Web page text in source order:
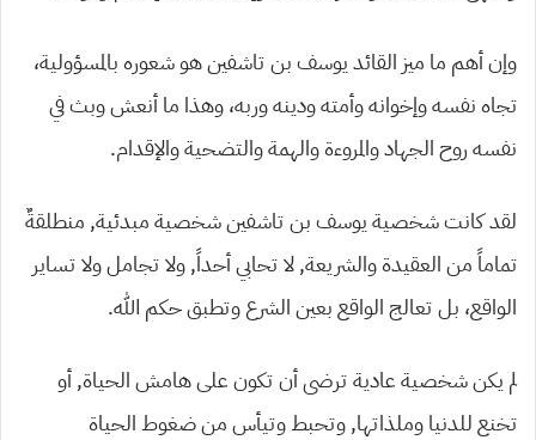
وإن أهم ما ميز القائد يوسف بن تاشفين هو شعوره بالمسؤولية،
تجاه نفسه وإخوانه وأمته ودينه وربه، وهذا ما أنعش وبث في
نفسه روح الجهاد والمروءة والهمة والتضحية والإقدام.
لقد كانت شخصية يوسف بن تاشفين شخصية مبدئية, منطلقةٌ
تماماً من العقيدة والشريعة, لا تحابي أحداً, ولا تجامل ولا تساير
الواقع، بل تعالج الواقع بعين الشرع وتطبق حكم الله.
لم يكن شخصية عادية ترضى أن تكون على هامش الحياة, أو
تخنع للدنيا وملذاتها, وتحبط وتيأس من ضغوط الحياة